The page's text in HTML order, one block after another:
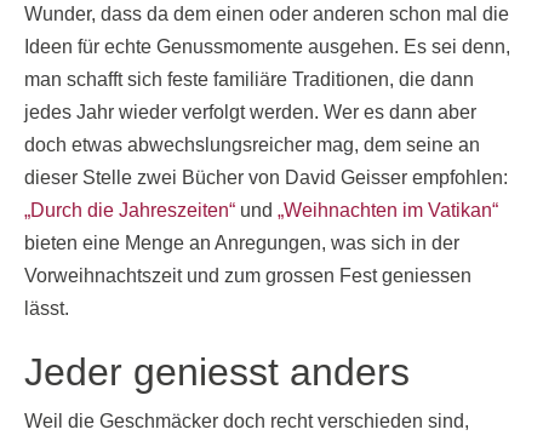
Wunder, dass da dem einen oder anderen schon mal die
Ideen für echte Genussmomente ausgehen. Es sei denn,
man schafft sich feste familiäre Traditionen, die dann
jedes Jahr wieder verfolgt werden. Wer es dann aber
doch etwas abwechslungsreicher mag, dem seine an
dieser Stelle zwei Bücher von David Geisser empfohlen:
„Durch die Jahreszeiten“ und „Weihnachten im Vatikan“
bieten eine Menge an Anregungen, was sich in der
Vorweihnachtszeit und zum grossen Fest geniessen
lässt.
Jeder geniesst anders
Weil die Geschmäcker doch recht verschieden sind,